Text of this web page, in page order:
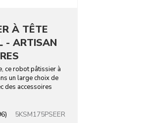
À TÊTE
- ARTISAN
ce robot pâtissier à
un large choix de
des accessoires
5KSM175PSEER